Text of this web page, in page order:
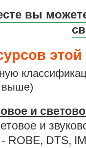
вы
этой
выше)
и
и
ROBE, DTS,